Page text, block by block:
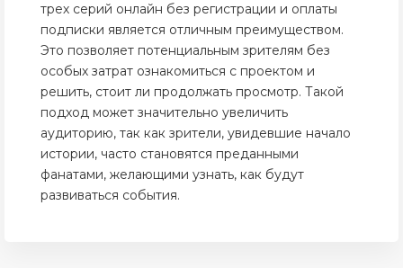
трех серий онлайн без регистрации и оплаты
подписки является отличным преимуществом.
Это позволяет потенциальным зрителям без
особых затрат ознакомиться с проектом и
решить, стоит ли продолжать просмотр. Такой
подход может значительно увеличить
аудиторию, так как зрители, увидевшие начало
истории, часто становятся преданными
фанатами, желающими узнать, как будут
развиваться события.